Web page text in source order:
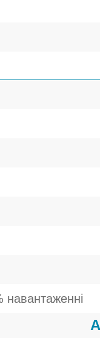
навантаженні